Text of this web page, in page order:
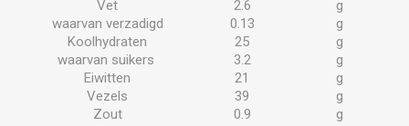
Vet
2.6
g
waarvan verzadigd
0.13
g
Koolhydraten
25
g
waarvan suikers
3.2
g
Eiwitten
21
g
Vezels
39
g
Zout
0.9
g